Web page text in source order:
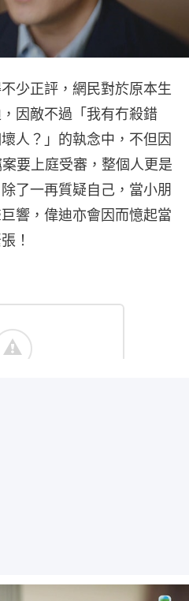
少正評，網民對於原本生
因敵不過「我有冇殺錯
人？」的執念中，不但因
要上庭受審，整個人更是
了一再質疑自己，當小朋
響，偉迪亦會因而憶起當
！